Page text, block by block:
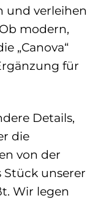
und verleihen
modern,
„Canova“
für
Details,
die
von der
Stück unserer
Wir legen